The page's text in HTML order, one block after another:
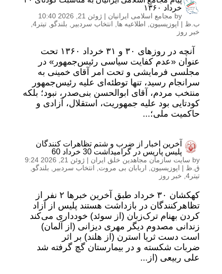
خرداد ۱۳۶۰
by مجامع اسلامی ایرانیان |
ژوئن 21, 2026 10:40
ب.ظ | اپوزیسیون اطلاعیه ها انتخاب سردبیر بلندگو تیتر4
,
خبر روز
آنچه در روزهای ۳۰ و ۳۱ خرداد ۱۳۶۰ تحت
عنوان «عدم کفایت سیاسی رئیس‌جمهور» در
مجلسی فرمایشی و تحت امر آقای خمینی به
سرانجام رسید، تنها توطئه‌ای علیه رئیس‌جمهور
منتخب مردم، آقای ابوالحسن بنی‌صدر، نبود؛ بلکه
کودتایی بود علیه جمهوریت، استقلال، آزادی و
حاکمیت ملی؛...
آخرین اخبار از ضرب و شتم تظاهرات کنندگان
پلیس پاریس در گرامیداشت 30 خرداد 60
by سایت سازمان مجاهدین خلق ایران |
ژوئن 21, 2026 9:24
ق.ظ | اپوزیسیون اربابان بی مروت انتخاب سردبیر بلندگو
تیتر4
, خبر روز
کهکشان ۳۰ خرداد طبق آخرین خبرها ۲ نفر از
تظاهرکنندگان در بازداشت هستند پلیس از آزاد
کردن بهنام ترک‌زبان (از سوئد) خودداری می‌کند
زندانی مصدوم دیگر مهری دیزانی (از آلمان)
است دست ثریا استرن (از هلند) بر اثر
ضربات شکسته و در بیمارستان گچ گرفته شد
علی ربیعی (از...